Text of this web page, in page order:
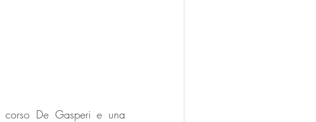
corso De Gasperi e una